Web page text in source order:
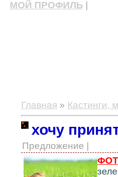
МОЙ ПРОФИЛЬ
Главная » Кастинги,
хочу
Предложение |